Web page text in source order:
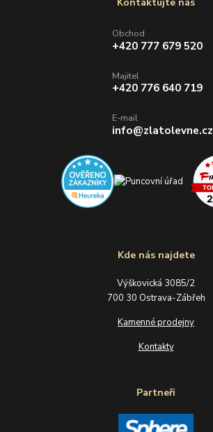
Kde nás najdete
Výškovická 3085/2
700 30 Ostrava-Zábřeh
Kamenné prodejny
Kontakty
Partneři
Obchod
+420 777 679 520
Majitel
+420 776 640 719
E-mail
info@zlatolevne.cz